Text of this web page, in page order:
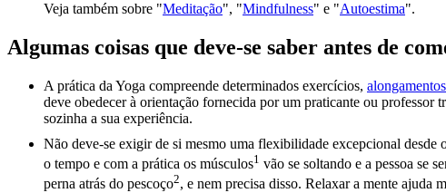
Veja também sobre "Meditação", "Mindfulness" e "Autoestima".
Algumas coisas que deve-se saber antes de
A prática da Yoga compreende determinados exercícios, alongamentos
deve obedecer à orientação fornecida por um praticante ou professor
sozinha a sua experiência.
Não deve-se exigir de si mesmo uma flexibilidade excepcional desde
o tempo e com a prática os músculos1 vão se soltando e a pessoa se
perna atrás do pescoço2, e nem precisa disso. Relaxar a mente ajuda